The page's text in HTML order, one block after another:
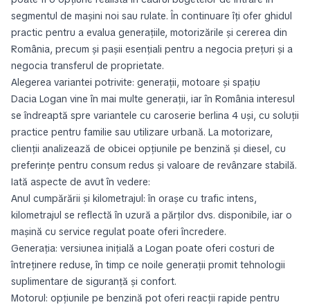
segmentul de mașini noi sau rulate. În continuare îți ofer ghidul
practic pentru a evalua generațiile, motorizările și cererea din
România, precum și pașii esențiali pentru a negocia prețuri și a
negocia transferul de proprietate.
Alegerea variantei potrivite: generații, motoare și spațiu
Dacia Logan vine în mai multe generații, iar în România interesul
se îndreaptă spre variantele cu caroserie berlina 4 uși, cu soluții
practice pentru familie sau utilizare urbană. La motorizare,
clienții analizează de obicei opțiunile pe benzină și diesel, cu
preferințe pentru consum redus și valoare de revânzare stabilă.
Iată aspecte de avut în vedere:
Anul cumpărării și kilometrajul: în orașe cu trafic intens,
kilometrajul se reflectă în uzură a părților dvs. disponibile, iar o
mașină cu service regulat poate oferi încredere.
Generația: versiunea inițială a Logan poate oferi costuri de
întreținere reduse, în timp ce noile generații promit tehnologii
suplimentare de siguranță și confort.
Motorul: opțiunile pe benzină pot oferi reacții rapide pentru